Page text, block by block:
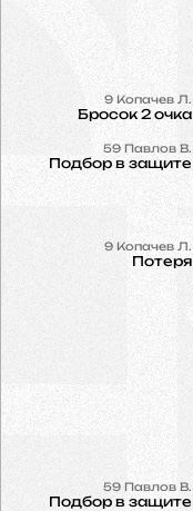
9Копачев Л.
Бросок 2 очка
59 Павлов В.
Подбор в защите
9 Копачев Л.
Потеря
59 Павлов В.
Подбор в защите